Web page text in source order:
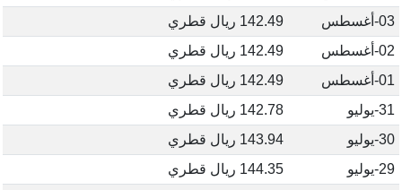
03-أغسطس
142.49 ريال قطري
02-أغسطس
142.49 ريال قطري
01-أغسطس
142.49 ريال قطري
31-يوليو
142.78 ريال قطري
30-يوليو
143.94 ريال قطري
29-يوليو
144.35 ريال قطري